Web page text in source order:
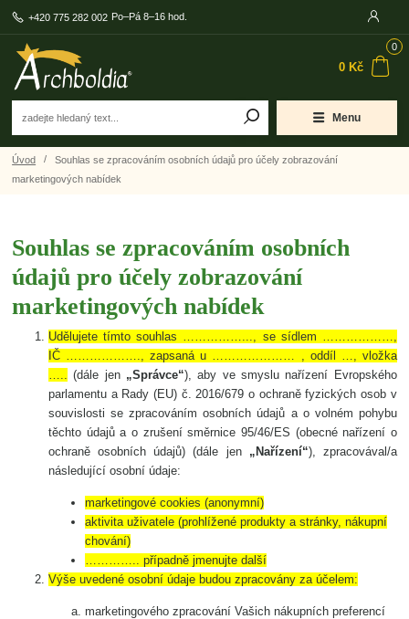
Menu
+420 775 282 002 Po–Pá 8–16 hod.
0
0 Kč
Úvod
Souhlas se zpracováním osobních údajů pro účely zobrazování
marketingových nabídek
Souhlas se zpracováním osobních
údajů pro účely zobrazování
marketingových nabídek
Udělujete tímto souhlas ……………..., se sídlem ………………,
IČ ………………., zapsaná u ………………… , oddíl …, vložka
….. (dále jen „Správce“), aby ve smyslu nařízení Evropského
parlamentu a Rady (EU) č. 2016/679 o ochraně fyzických osob v
souvislosti se zpracováním osobních údajů a o volném pohybu
těchto údajů a o zrušení směrnice 95/46/ES (obecné nařízení o
ochraně osobních údajů) (dále jen „Nařízení“), zpracovával/a
následující osobní údaje:
marketingové cookies (anonymní)
aktivita uživatele (prohlížené produkty a stránky, nákupní
chování)
………….. případně jmenujte další
Výše uvedené osobní údaje budou zpracovány za účelem:
marketingového zpracování Vašich nákupních preferencí